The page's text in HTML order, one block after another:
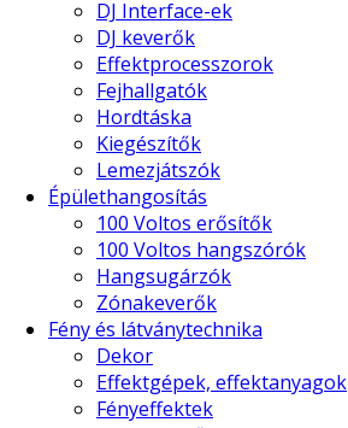
DJ Interface-ek
DJ keverők
Effektprocesszorok
Fejhallgatók
Hordtáska
Kiegészítők
Lemezjátszók
Épülethangosítás
100 Voltos erősítők
100 Voltos hangszórók
Hangsugárzók
Zónakeverők
Fény és látványtechnika
Dekor
Effektgépek, effektanyagok
Fényeffektek